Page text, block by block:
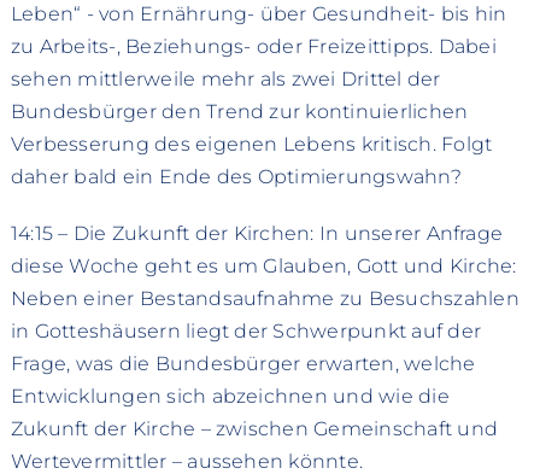
Leben“ - von Ernährung- über Gesundheit- bis hin
zu Arbeits-, Beziehungs- oder Freizeittipps. Dabei
sehen mittlerweile mehr als zwei Drittel der
Bundesbürger den Trend zur kontinuierlichen
Verbesserung des eigenen Lebens kritisch. Folgt
daher bald ein Ende des Optimierungswahn?
14:15 – Die Zukunft der Kirchen: In unserer Anfrage
diese Woche geht es um Glauben, Gott und Kirche:
Neben einer Bestandsaufnahme zu Besuchszahlen
in Gotteshäusern liegt der Schwerpunkt auf der
Frage, was die Bundesbürger erwarten, welche
Entwicklungen sich abzeichnen und wie die
Zukunft der Kirche – zwischen Gemeinschaft und
Wertevermittler – aussehen könnte.